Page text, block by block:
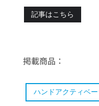
記事はこちら
掲載商品：
ハンドアクティベ